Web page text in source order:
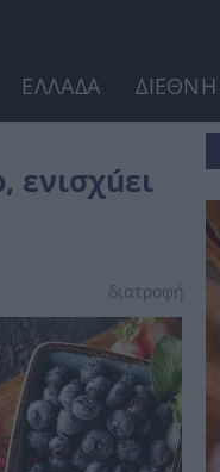
ΕΛΛΑΔΑ ΔΙΕΘΝΗ
ενισχúει
διατροφή